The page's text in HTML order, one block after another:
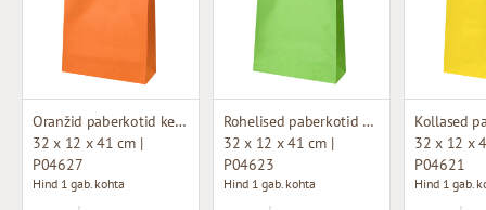
Oranžid paberkotid keeratud käepidemetega
32 x 12 x 41 cm |
P04627
Hind 1 gab. kohta
Rohelised paberkotid keeratud käepidemetega
32 x 12 x 41 cm |
P04623
Hind 1 gab. kohta
32 x 12 x
P04621
Hind 1 gab.